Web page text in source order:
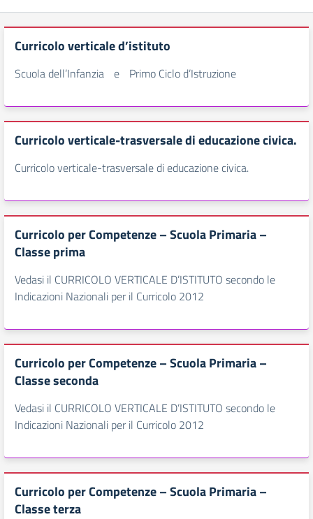
Curricolo verticale d’istituto
Scuola dell’Infanzia e Primo Ciclo d’Istruzione
Curricolo verticale-trasversale di educazione civica.
Curricolo verticale-trasversale di educazione civica.
Curricolo per Competenze – Scuola Primaria –
Classe prima
Vedasi il CURRICOLO VERTICALE D’ISTITUTO secondo le
Indicazioni Nazionali per il Curricolo 2012
Curricolo per Competenze – Scuola Primaria –
Classe seconda
Vedasi il CURRICOLO VERTICALE D’ISTITUTO secondo le
Indicazioni Nazionali per il Curricolo 2012
Curricolo per Competenze – Scuola Primaria –
Classe terza